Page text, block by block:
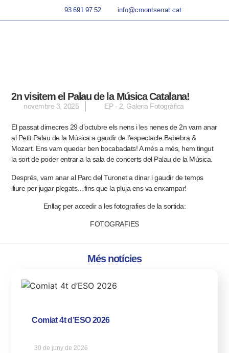
93 691 97 52 info@cmontserrat.cat
2n visitem el Palau de la Música Catalana!
novembre 3, 2025 EP - 2 Galeria Fotogràfica
El passat dimecres 29 d’octubre els nens i les nenes de 2n vam anar
al Petit Palau de la Música a gaudir de l’espectacle Babebra &
Mozart. Ens vam quedar ben bocabadats! A més a més, hem tingut
la sort de poder entrar a la sala de concerts del Palau de la Música.
Després, vam anar al Parc del Turonet a dinar i gaudir de temps
lliure per jugar plegats…fins que la pluja ens va enxampar!
Enllaç per accedir a les fotografies de la sortida:
FOTOGRAFIES
Més notícies
Comiat 4t d’ESO 2026
30 de juny de 2026